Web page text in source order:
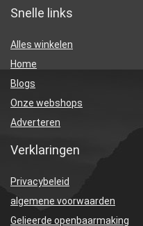
Snelle links
Alles winkelen
Home
Blogs
Onze webshops
Adverteren
Verklaringen
Privacybeleid
algemene voorwaarden
Gelieerde openbaarmaking